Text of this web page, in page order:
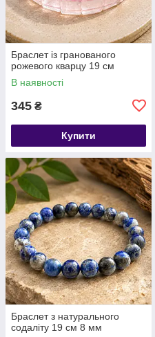
​​​​​​​Браслет із гранованого
рожевого кварцу 19 см
В наявності
345 ₴
Купити
​​​​​​​Браслет з натурального
содаліту 19 см 8 мм